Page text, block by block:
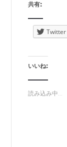
共有:
Twitter
いいね:
読み込み中...